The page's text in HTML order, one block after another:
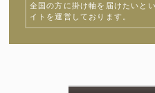
全国の方に掛け軸を届けたいと
イトを運営しております。